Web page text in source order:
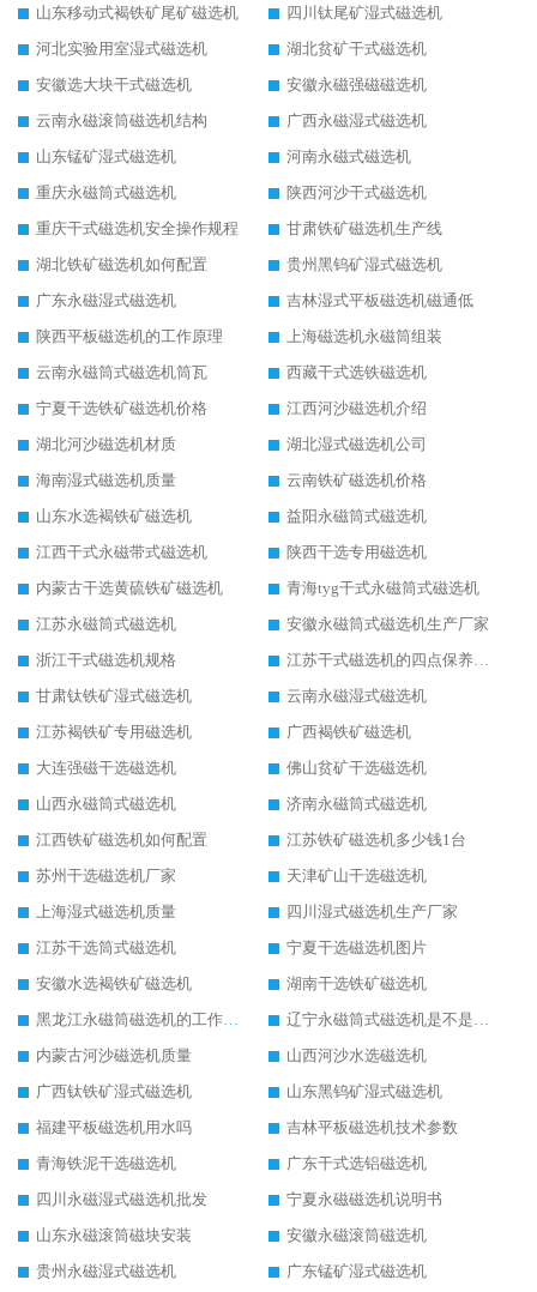
山东移动式褐铁矿尾矿磁选机
四川钛尾矿湿式磁选机
河北实验用室湿式磁选机
湖北贫矿干式磁选机
安徽选大块干式磁选机
安徽永磁强磁磁选机
云南永磁滚筒磁选机结构
广西永磁湿式磁选机
山东锰矿湿式磁选机
河南永磁式磁选机
重庆永磁筒式磁选机
陕西河沙干式磁选机
重庆干式磁选机安全操作规程
甘肃铁矿磁选机生产线
湖北铁矿磁选机如何配置
贵州黑钨矿湿式磁选机
广东永磁湿式磁选机
吉林湿式平板磁选机磁通低
陕西平板磁选机的工作原理
上海磁选机永磁筒组装
云南永磁筒式磁选机筒瓦
西藏干式选铁磁选机
宁夏干选铁矿磁选机价格
江西河沙磁选机介绍
湖北河沙磁选机材质
湖北湿式磁选机公司
海南湿式磁选机质量
云南铁矿磁选机价格
山东水选褐铁矿磁选机
益阳永磁筒式磁选机
江西干式永磁带式磁选机
陕西干选专用磁选机
内蒙古干选黄硫铁矿磁选机
青海tyg干式永磁筒式磁选机
江苏永磁筒式磁选机
安徽永磁筒式磁选机生产厂家
浙江干式磁选机规格
江苏干式磁选机的四点保养秘籍
甘肃钛铁矿湿式磁选机
云南永磁湿式磁选机
江苏褐铁矿专用磁选机
广西褐铁矿磁选机
大连强磁干选磁选机
佛山贫矿干选磁选机
山西永磁筒式磁选机
济南永磁筒式磁选机
江西铁矿磁选机如何配置
江苏铁矿磁选机多少钱1台
苏州干选磁选机厂家
天津矿山干选磁选机
上海湿式磁选机质量
四川湿式磁选机生产厂家
江苏干选筒式磁选机
宁夏干选磁选机图片
安徽水选褐铁矿磁选机
湖南干选铁矿磁选机
黑龙江永磁筒磁选机的工作原理
辽宁永磁筒式磁选机是不是强磁
内蒙古河沙磁选机质量
山西河沙水选磁选机
广西钛铁矿湿式磁选机
山东黑钨矿湿式磁选机
福建平板磁选机用水吗
吉林平板磁选机技术参数
青海铁泥干选磁选机
广东干式选铝磁选机
四川永磁湿式磁选机批发
宁夏永磁磁选机说明书
山东永磁滚筒磁块安装
安徽永磁滚筒磁选机
贵州永磁湿式磁选机
广东锰矿湿式磁选机